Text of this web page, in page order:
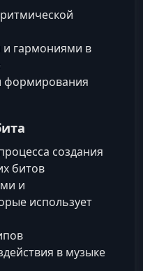
и гармониями в
формирования
создания
битов
и
использует
в музыке